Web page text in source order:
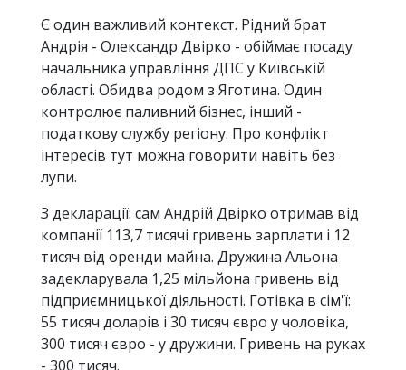
Є один важливий контекст. Рідний брат
Андрія - Олександр Двірко - обіймає посаду
начальника управління ДПС у Київській
області. Обидва родом з Яготина. Один
контролює паливний бізнес, інший -
податкову службу регіону. Про конфлікт
інтересів тут можна говорити навіть без
лупи.
З декларації: сам Андрій Двірко отримав від
компанії 113,7 тисячі гривень зарплати і 12
тисяч від оренди майна. Дружина Альона
задекларувала 1,25 мільйона гривень від
підприємницької діяльності. Готівка в сім'ї:
55 тисяч доларів і 30 тисяч євро у чоловіка,
300 тисяч євро - у дружини. Гривень на руках
- 300 тисяч.